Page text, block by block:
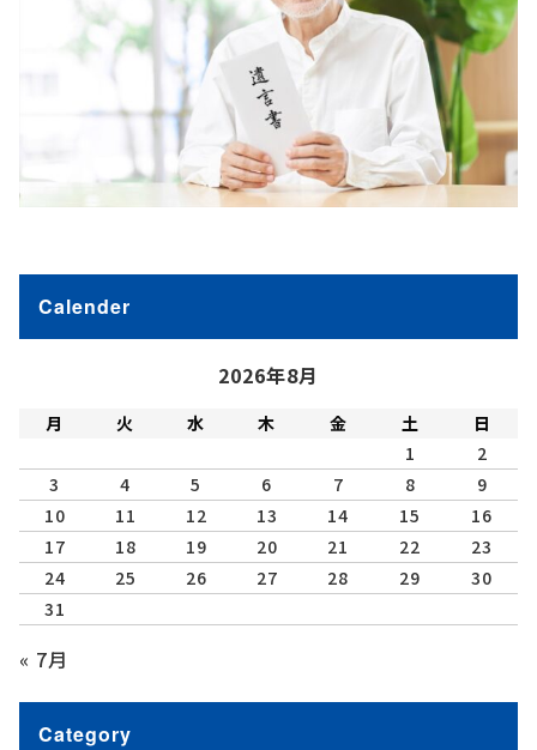
Calender
2026年8月
月 火 水 木 金 土
日
1
2
3
4 5 6 7 8
9
10
11 12 13 14 15
16
17
18 19 20 21 22
23
24
25 26 27 28 29
30
31
« 7月
Category